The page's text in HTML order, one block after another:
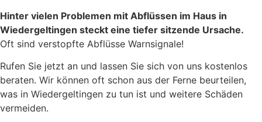
Hinter vielen Problemen mit Abflüssen im Haus in
Wiedergeltingen steckt eine tiefer sitzende Ursache.
Oft sind verstopfte Abflüsse Warnsignale!
Rufen Sie jetzt an und lassen Sie sich von uns kostenlos
beraten. Wir können oft schon aus der Ferne beurteilen,
was in Wiedergeltingen zu tun ist und weitere Schäden
vermeiden.